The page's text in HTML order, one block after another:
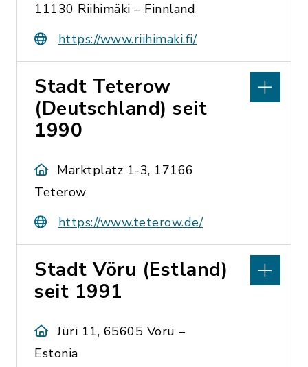
11130 Riihimäki – Finnland
https://www.riihimaki.fi/
Stadt Teterow
(Deutschland) seit
1990
Marktplatz 1-3, 17166
Teterow
https://www.teterow.de/
Stadt Vöru (Estland)
seit 1991
Jüri 11, 65605 Vöru –
Estonia